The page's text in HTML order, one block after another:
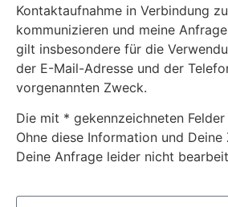
Kontaktaufnahme in Verbindung
kommunizieren und meine
gilt insbesondere für die
der E-Mail-Adresse und der
vorgenannten Zweck.
Die mit * gekennzeichneten
Ohne diese Information und Deine
Deine Anfrage leider nicht